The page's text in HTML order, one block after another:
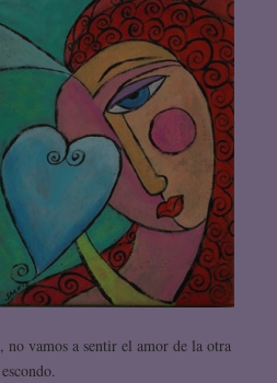
no vamos a sentir el amor de la otra